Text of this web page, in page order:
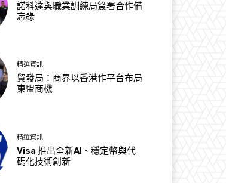
諾科達與職業訓練局簽署合作備
忘錄
精選資訊
貿發局：商界以香港作平台布局
東盟商機
精選資訊
Visa 推出全新AI、穩定幣與代
碼化技術創新